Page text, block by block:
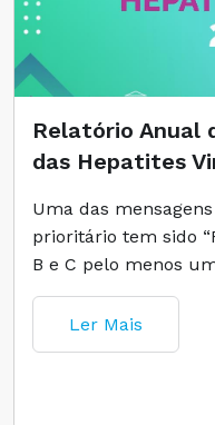
Relatório Anual
das Hepatites
Uma das
prioritário tem sido
B e C pelo menos
Ler Mais